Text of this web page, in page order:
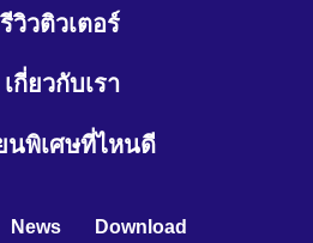
รีวิวติวเตอร์
กี่ยวกับเรา
นพิเศษที่ไหนดี
News Download